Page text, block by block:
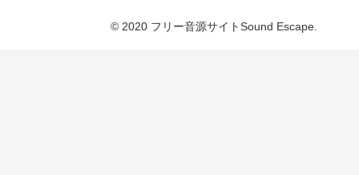
© 2020 フリー音源サイトSound Escape.